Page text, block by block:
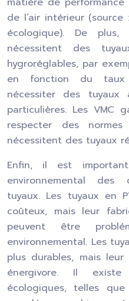
de l’air intérieur
écologique). De
nécessitent des
hygroréglables, par
en fonction du taux
nécessiter des tuyaux
particulières. Les VMC
respecter des
nécessitent des tuyaux
Enfin, il est
environnemental
tuyaux. Les tuyaux en
coûteux, mais leur
peuvent être
environnemental. Les
plus durables, mais
énergivore. Il
écologiques, telles